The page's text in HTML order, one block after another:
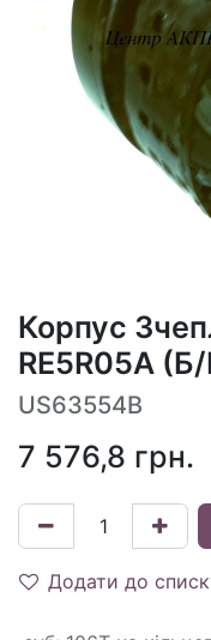
Корпус
RE5R05A
US63554B
7 576,8 грн.
Додати до